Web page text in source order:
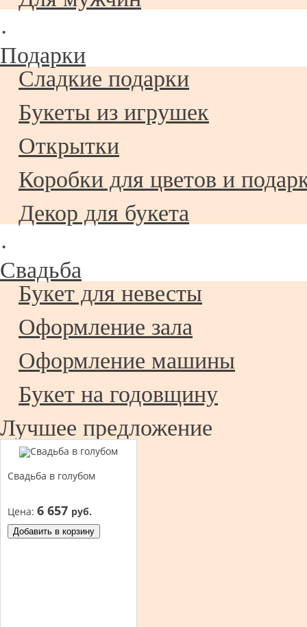
·
Подарки
Сладкие подарки
Букеты из игрушек
Открытки
Коробки для цветов и
Декор для букета
·
Свадьба
Букет для невесты
Оформление зала
Оформление машины
Букет на годовщину
Лучшее предложение
Свадьба в голубом
Цена: 6 657 руб.
Добавить в корзину